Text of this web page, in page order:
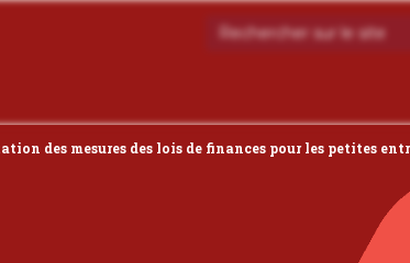
des mesures des lois de finances pour les petites